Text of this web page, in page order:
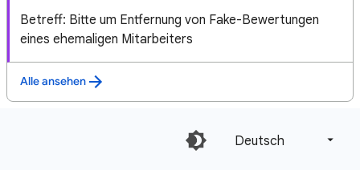
Betreff: Bitte um Entfernung von Fake-Bewertungen
eines ehemaligen Mitarbeiters
Alle ansehen
Deutsch‎